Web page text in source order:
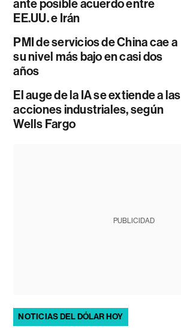
ante posible acuerdo entre
EE.UU. e Irán
PMI de servicios de China cae a
su nivel más bajo en casi dos
años
El auge de la IA se extiende a las
acciones industriales, según
Wells Fargo
PUBLICIDAD
NOTICIAS DEL DÓLAR HOY